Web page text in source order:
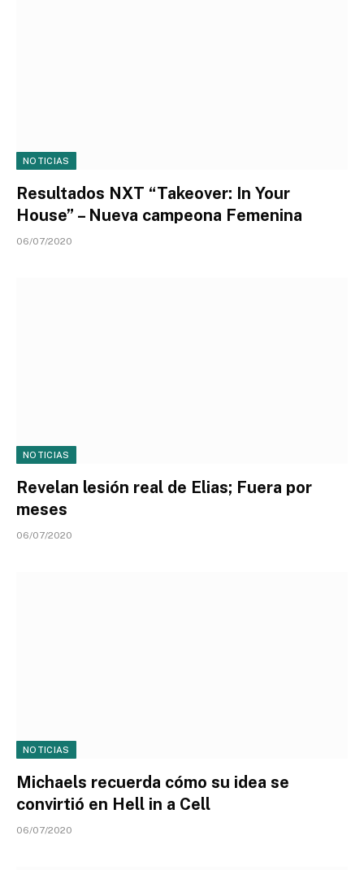
NOTICIAS
Resultados NXT “Takeover: In Your
House” – Nueva campeona Femenina
06/07/2020
NOTICIAS
Revelan lesión real de Elias; Fuera por
meses
06/07/2020
NOTICIAS
Michaels recuerda cómo su idea se
convirtió en Hell in a Cell
06/07/2020